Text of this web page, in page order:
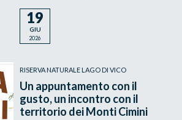
19
GIU
2026
RISERVA NATURALE LAGO DI VICO
Un appuntamento con il
gusto, un incontro con il
territorio dei Monti Cimini